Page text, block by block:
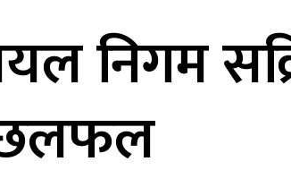
निगम
छलफल